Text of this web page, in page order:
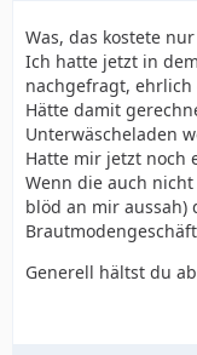
Was, das kostete
Ich hatte jetzt in
nachgefragt, ehrlich
Hätte damit
Unterwäscheladen
Hatte mir jetzt noch
Wenn die auch
blöd an mir aussah)
Generell hältst du